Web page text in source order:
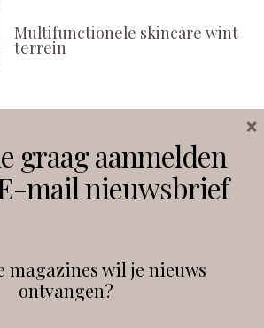
Multifunctionele skincare wint
terrein
Facebook
graag aanmelden
mail nieuwsbrief
magazines wil je nieuws
ontvangen?
×